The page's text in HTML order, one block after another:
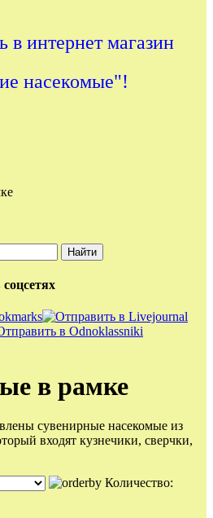
в интернет магазин
насекомые"!
Найти
в рамке
сувенирные насекомые из
входят кузнечики, сверчки,
Количество: